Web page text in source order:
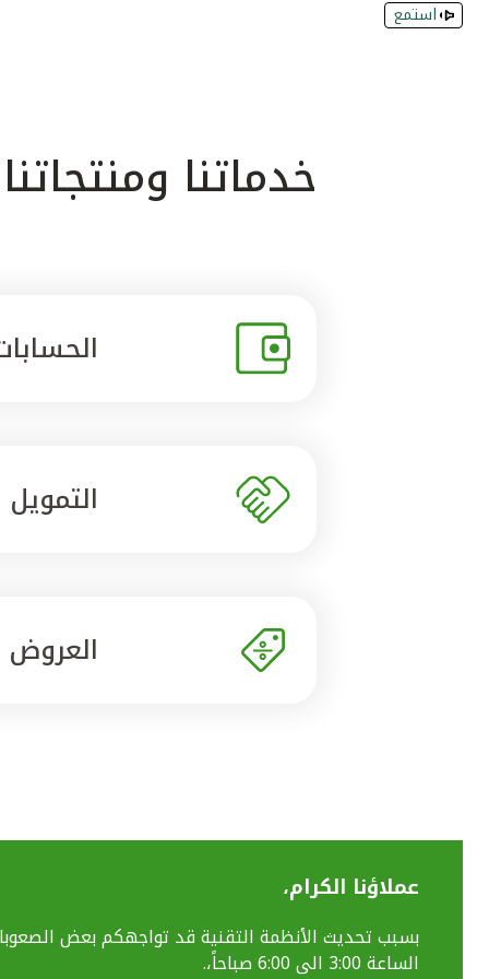
استمع
خدماتنا ومنتجاتنا
التمويل
العروض
عملاؤنا الكرام،
الساعة 3:00 الى 6:00 صباحاً،.